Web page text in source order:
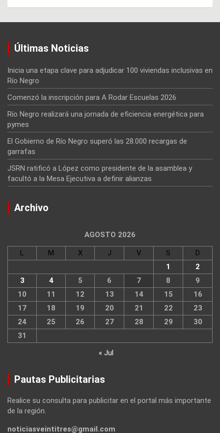
Últimas Noticias
Inicia una etapa clave para adjudicar 100 viviendas inclusivas en
Río Negro
Comenzó la inscripción para A Rodar Escuelas 2026
Río Negro realizará una jornada de eficiencia energética para
pymes
El Gobierno de Río Negro superó las 28.000 recargas de
garrafas
JSRN ratificó a López como presidente de la asamblea y
facultó a la Mesa Ejecutiva a definir alianzas
Archivo
AGOSTO 2026
L M X J V S
D
1
2
3
4 5 6 7 8
9
10
11 12 13 14 15
16
17
18 19 20 21 22
23
24
25 26 27 28 29
30
31
« Jul
Pautas Publicitarias
Realice su consulta para publicitar en el portal más importante
de la región.
noticiasveintitres@gmail.com